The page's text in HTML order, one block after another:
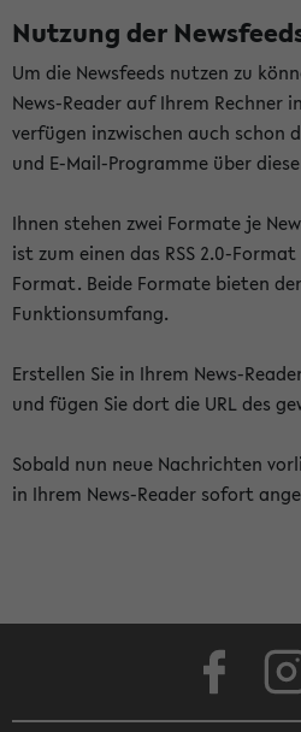
Nutzung der
Um die Newsfeeds nutzen zu
News-Reader auf Ihrem
verfügen inzwischen auch schon
und E-Mail-Programme über
Ihnen stehen zwei Formate je
ist zum einen das RSS 2.0-
Format. Beide Formate bieten
Funktionsumfang.
Erstellen Sie in Ihrem News-
und fügen Sie dort die URL des
Sobald nun neue Nachrichten
in Ihrem News-Reader sofort